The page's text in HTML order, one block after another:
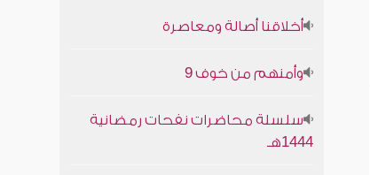
أخلاقنا أصالة ومعاصرة
وأمنهم من خوف 9
سلسلة محاضرات نفحات رمضانية
1444هـ